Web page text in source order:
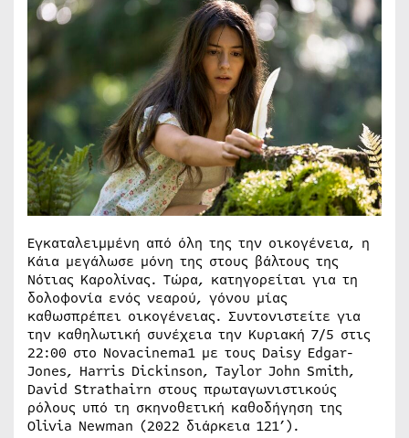
Εγκαταλειμμένη από όλη της την οικογένεια, η
Κάια μεγάλωσε μόνη της στους βάλτους της
Νότιας Καρολίνας. Τώρα, κατηγορείται για τη
δολοφονία ενός νεαρού, γόνου μίας
καθωσπρέπει οικογένειας. Συντονιστείτε για
την καθηλωτική συνέχεια την Κυριακή 7/5 στις
22:00 στο Novacinema1 με τους Daisy Edgar-
Jones, Harris Dickinson, Taylor John Smith,
David Strathairn στους πρωταγωνιστικούς
ρόλους υπό τη σκηνοθετική καθοδήγηση της
Olivia Newman (2022 διάρκεια 121’).